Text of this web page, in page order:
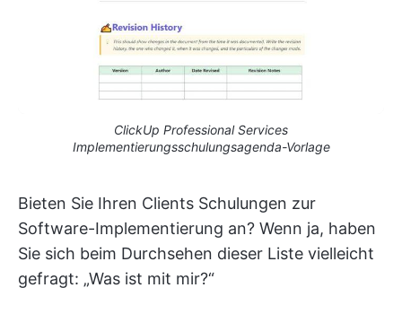
ClickUp Professional Services
Implementierungsschulungsagenda-Vorlage
Bieten Sie Ihren Clients Schulungen zur
Software-Implementierung an? Wenn ja, haben
Sie sich beim Durchsehen dieser Liste vielleicht
gefragt: „Was ist mit mir?“